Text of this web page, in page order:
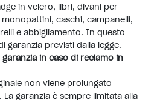
in velcro, libri, divani per
caschi, campanelli,
e abbigliamento. In questo
garanzia previsti dalla legge.
garanzia in caso di reclamo in
non viene prolungato
La garanzia è sempre limitata alla